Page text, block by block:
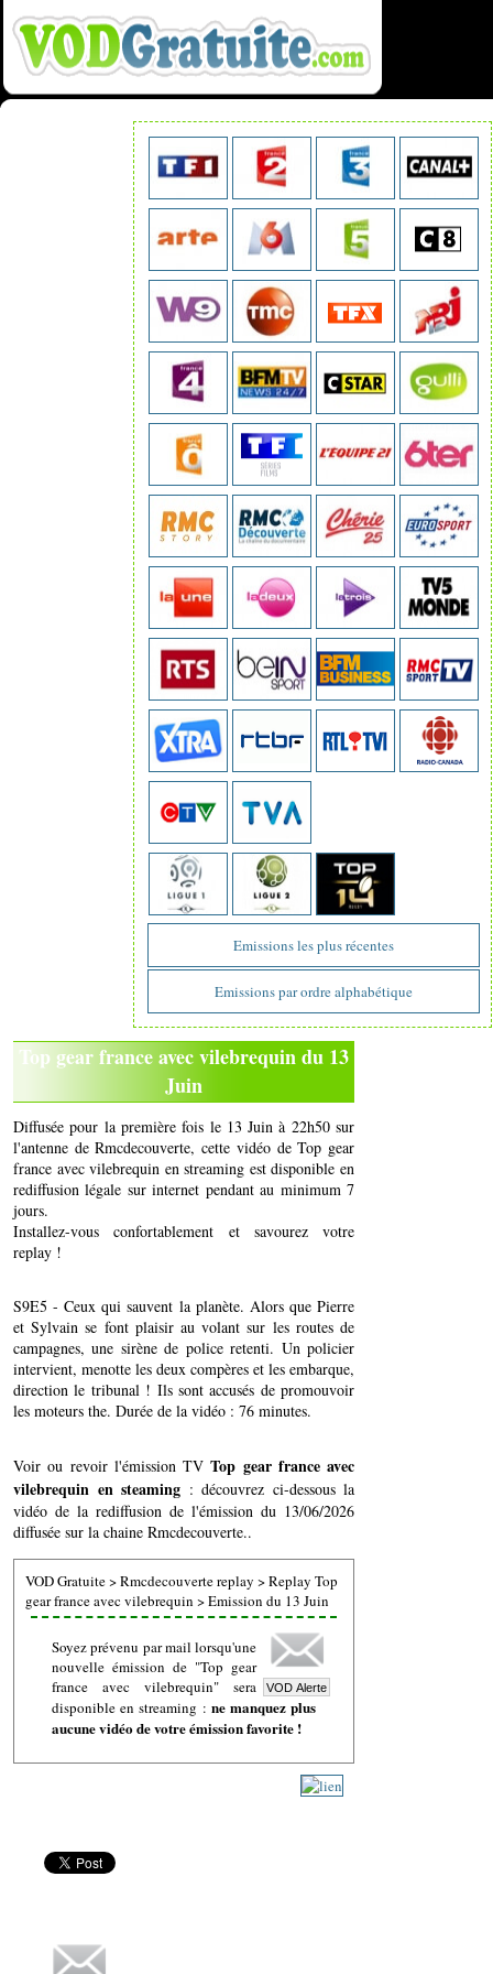
Emissions les plus récentes
Emissions par ordre alphabétique
Top gear france avec vilebrequin du 13
Juin
Diffusée pour la première fois le 13 Juin à 22h50 sur
l'antenne de Rmcdecouverte, cette vidéo de Top gear
france avec vilebrequin en streaming est disponible en
rediffusion légale sur internet pendant au minimum 7
jours.
Installez-vous confortablement et savourez votre
replay !
S9E5 - Ceux qui sauvent la planète. Alors que Pierre
et Sylvain se font plaisir au volant sur les routes de
campagnes, une sirène de police retenti. Un policier
intervient, menotte les deux compères et les embarque,
direction le tribunal ! Ils sont accusés de promouvoir
les moteurs the. Durée de la vidéo : 76 minutes.
Voir ou revoir l'émission TVTop gear france avec
vilebrequin en steaming : découvrez ci-dessous la
vidéo de la rediffusion de l'émission du 13/06/2026
diffusée sur la chaine Rmcdecouverte..
VOD Gratuite>Rmcdecouverte replay >Replay Top
gear france avec vilebrequin >Emission du 13 Juin
Soyez prévenu par mail lorsqu'une
nouvelle émission de "Top gear
france avec vilebrequin" sera
disponible en streaming : ne manquez plus
aucune vidéo de votre émission favorite !